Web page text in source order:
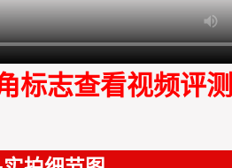
标志查看视频评测